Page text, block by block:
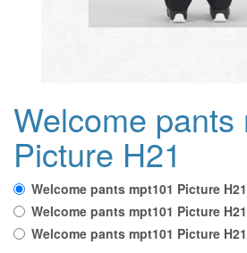
Welcome pants
Picture H21
Welcome pants mpt101 Picture
Welcome pants mpt101 Picture
Welcome pants mpt101 Picture